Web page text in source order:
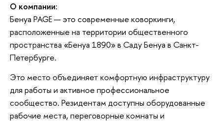
О компании:
Бенуа PAGE — это современные коворкинги,
расположенные на территории общественного
пространства «Бенуа 1890» в Саду Бенуа в Санкт-
Петербурге.
Это место объединяет комфортную инфраструктуру
для работы и активное профессиональное
сообщество. Резидентам доступны оборудованные
рабочие места, переговорные комнаты и